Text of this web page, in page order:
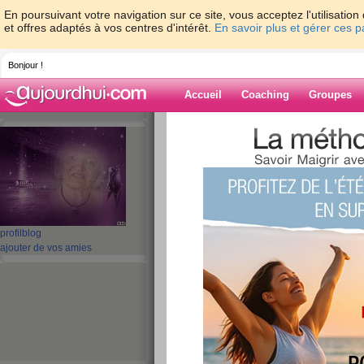
En poursuivant votre navigation sur ce site, vous acceptez
et offres adaptés à vos centres d'intérêt. En savoir plus et gérer ces
Bonjour !
Accueil Coaching Groupes
profil blog
ajouter de vos amies
> > Un
Blog de
Un week-end